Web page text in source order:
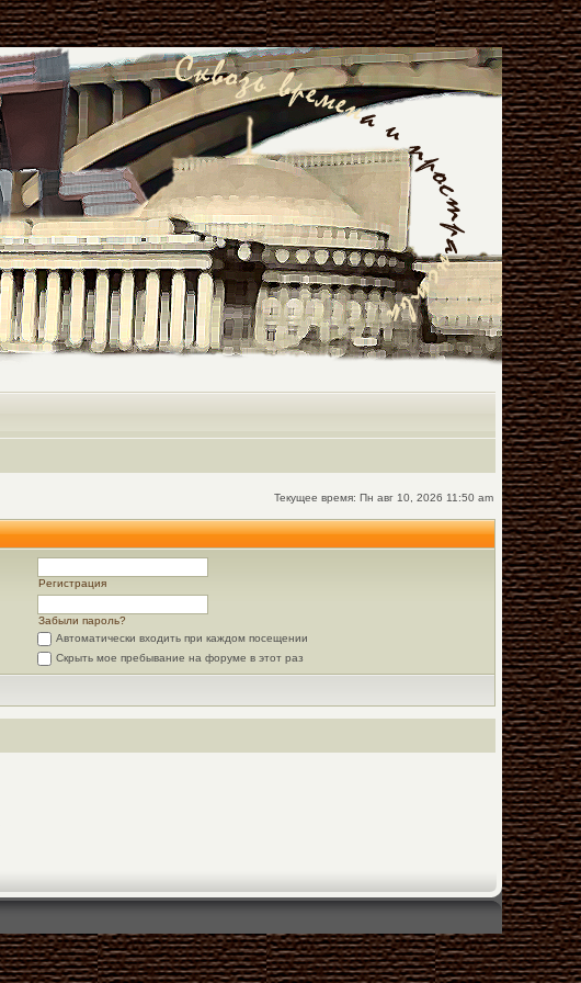
Текущее время: Пн авг 10, 2026 11:50 am
Регистрация
Забыли пароль?
Автоматически входить при каждом посещении
Скрыть мое пребывание на форуме в этот раз